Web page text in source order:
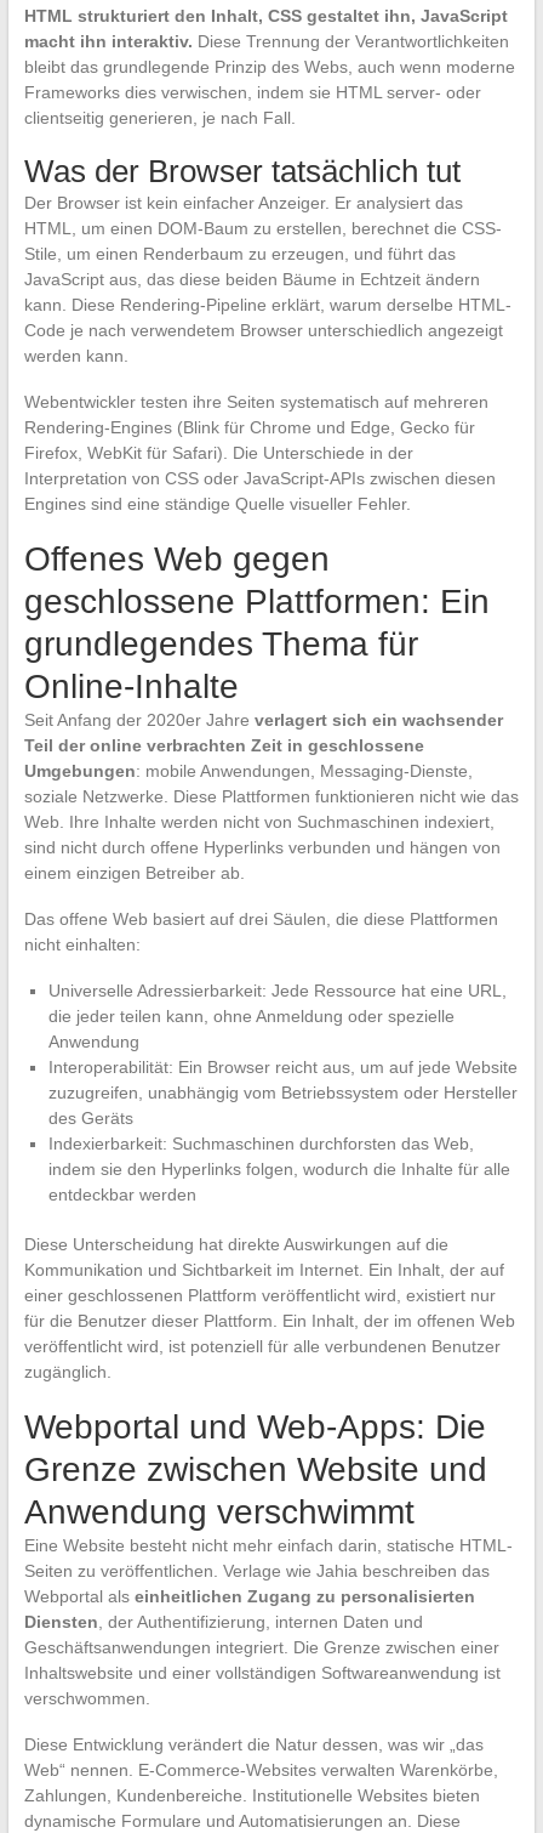
HTML strukturiert den Inhalt, CSS gestaltet ihn, JavaScript
macht ihn interaktiv. Diese Trennung der Verantwortlichkeiten
bleibt das grundlegende Prinzip des Webs, auch wenn moderne
Frameworks dies verwischen, indem sie HTML server- oder
clientseitig generieren, je nach Fall.
Was der Browser tatsächlich tut
Der Browser ist kein einfacher Anzeiger. Er analysiert das
HTML, um einen DOM-Baum zu erstellen, berechnet die CSS-
Stile, um einen Renderbaum zu erzeugen, und führt das
JavaScript aus, das diese beiden Bäume in Echtzeit ändern
kann. Diese Rendering-Pipeline erklärt, warum derselbe HTML-
Code je nach verwendetem Browser unterschiedlich angezeigt
werden kann.
Webentwickler testen ihre Seiten systematisch auf mehreren
Rendering-Engines (Blink für Chrome und Edge, Gecko für
Firefox, WebKit für Safari). Die Unterschiede in der
Interpretation von CSS oder JavaScript-APIs zwischen diesen
Engines sind eine ständige Quelle visueller Fehler.
Offenes Web gegen
geschlossene Plattformen: Ein
grundlegendes Thema für
Online-Inhalte
Seit Anfang der 2020er Jahre verlagert sich ein wachsender
Teil der online verbrachten Zeit in geschlossene
Umgebungen: mobile Anwendungen, Messaging-Dienste,
soziale Netzwerke. Diese Plattformen funktionieren nicht wie das
Web. Ihre Inhalte werden nicht von Suchmaschinen indexiert,
sind nicht durch offene Hyperlinks verbunden und hängen von
einem einzigen Betreiber ab.
Das offene Web basiert auf drei Säulen, die diese Plattformen
nicht einhalten:
Universelle Adressierbarkeit: Jede Ressource hat eine URL,
die jeder teilen kann, ohne Anmeldung oder spezielle
Anwendung
Interoperabilität: Ein Browser reicht aus, um auf jede Website
zuzugreifen, unabhängig vom Betriebssystem oder Hersteller
des Geräts
Indexierbarkeit: Suchmaschinen durchforsten das Web,
indem sie den Hyperlinks folgen, wodurch die Inhalte für alle
entdeckbar werden
Diese Unterscheidung hat direkte Auswirkungen auf die
Kommunikation und Sichtbarkeit im Internet. Ein Inhalt, der auf
einer geschlossenen Plattform veröffentlicht wird, existiert nur
für die Benutzer dieser Plattform. Ein Inhalt, der im offenen Web
veröffentlicht wird, ist potenziell für alle verbundenen Benutzer
zugänglich.
Webportal und Web-Apps: Die
Grenze zwischen Website und
Anwendung verschwimmt
Eine Website besteht nicht mehr einfach darin, statische HTML-
Seiten zu veröffentlichen. Verlage wie Jahia beschreiben das
Webportal als einheitlichen Zugang zu personalisierten
Diensten, der Authentifizierung, internen Daten und
Geschäftsanwendungen integriert. Die Grenze zwischen einer
Inhaltswebsite und einer vollständigen Softwareanwendung ist
verschwommen.
Diese Entwicklung verändert die Natur dessen, was wir „das
Web“ nennen. E-Commerce-Websites verwalten Warenkörbe,
Zahlungen, Kundenbereiche. Institutionelle Websites bieten
dynamische Formulare und Automatisierungen an. Diese